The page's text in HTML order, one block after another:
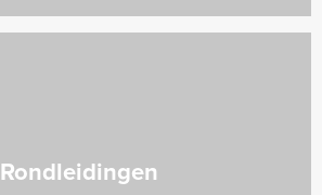
Rondleidingen